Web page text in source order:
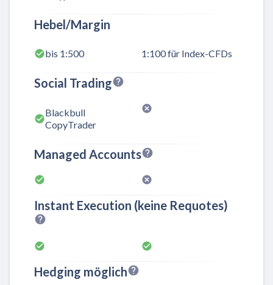
Hebel/Margin
bis 1:500 1:100 für Index-CFDs
Social Trading
Blackbull
CopyTrader
Managed Accounts
Instant Execution (keine Requotes)
Hedging möglich